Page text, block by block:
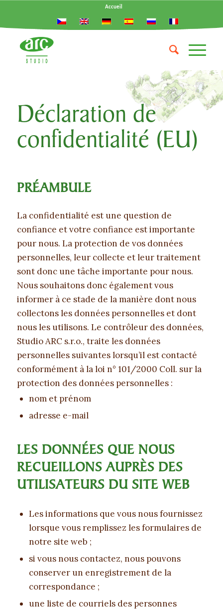
Accueil
Déclaration de
confidentialité (EU)
PRÉAMBULE
La confidentialité est une question de
confiance et votre confiance est importante
pour nous. La protection de vos données
personnelles, leur collecte et leur traitement
sont donc une tâche importante pour nous.
Nous souhaitons donc également vous
informer à ce stade de la manière dont nous
collectons les données personnelles et dont
nous les utilisons. Le contrôleur des données,
Studio ARC s.r.o., traite les données
personnelles suivantes lorsqu’il est contacté
conformément à la loi n° 101/2000 Coll. sur la
protection des données personnelles :
nom et prénom
adresse e-mail
LES DONNÉES QUE NOUS
RECUEILLONS AUPRÈS DES
UTILISATEURS DU SITE WEB
Les informations que vous nous fournissez
lorsque vous remplissez les formulaires de
notre site web ;
si vous nous contactez, nous pouvons
conserver un enregistrement de la
correspondance ;
une liste de courriels des personnes